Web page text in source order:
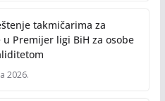
takmičarima za
u Premijer ligi BiH za osobe
2026.